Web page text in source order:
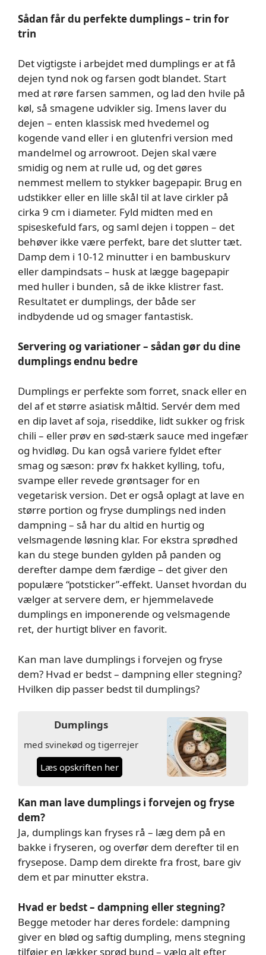
Sådan får du perfekte dumplings – trin for
trin
Det vigtigste i arbejdet med dumplings er at få
dejen tynd nok og farsen godt blandet. Start
med at røre farsen sammen, og lad den hvile på
køl, så smagene udvikler sig. Imens laver du
dejen – enten klassisk med hvedemel og
kogende vand eller i en glutenfri version med
mandelmel og arrowroot. Dejen skal være
smidig og nem at rulle ud, og det gøres
nemmest mellem to stykker bagepapir. Brug en
udstikker eller en lille skål til at lave cirkler på
cirka 9 cm i diameter. Fyld midten med en
spiseskefuld fars, og saml dejen i toppen – det
behøver ikke være perfekt, bare det slutter tæt.
Damp dem i 10-12 minutter i en bambuskurv
eller dampindsats – husk at lægge bagepapir
med huller i bunden, så de ikke klistrer fast.
Resultatet er dumplings, der både ser
indbydende ud og smager fantastisk.
Servering og variationer – sådan gør du dine
dumplings endnu bedre
Dumplings er perfekte som forret, snack eller en
del af et større asiatisk måltid. Servér dem med
en dip lavet af soja, riseddike, lidt sukker og frisk
chili – eller prøv en sød-stærk sauce med ingefær
og hvidløg. Du kan også variere fyldet efter
smag og sæson: prøv fx hakket kylling, tofu,
svampe eller revede grøntsager for en
vegetarisk version. Det er også oplagt at lave en
større portion og fryse dumplings ned inden
dampning – så har du altid en hurtig og
velsmagende løsning klar. For ekstra sprødhed
kan du stege bunden gylden på panden og
derefter dampe dem færdige – det giver den
populære “potsticker”-effekt. Uanset hvordan du
vælger at servere dem, er hjemmelavede
dumplings en imponerende og velsmagende
ret, der hurtigt bliver en favorit.
Kan man lave dumplings i forvejen og fryse
dem? Hvad er bedst – dampning eller stegning?
Hvilken dip passer bedst til dumplings?
Dumplings
med svinekød og tigerrejer
Læs opskriften her
Kan man lave dumplings i forvejen og fryse
dem?
Ja, dumplings kan fryses rå – læg dem på en
bakke i fryseren, og overfør dem derefter til en
frysepose. Damp dem direkte fra frost, bare giv
dem et par minutter ekstra.
Hvad er bedst – dampning eller stegning?
Begge metoder har deres fordele: dampning
giver en blød og saftig dumpling, mens stegning
tilføjer en lækker sprød bund – vælg alt efter